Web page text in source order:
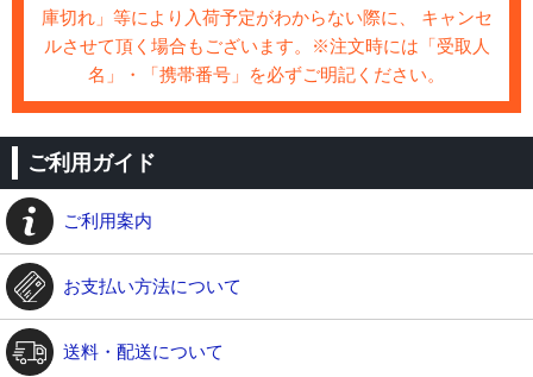
庫切れ」等により入荷予定がわからない際に、 キャンセ
ルさせて頂く場合もございます。※注文時には「受取人
名」・「携帯番号」を必ずご明記ください。
ご利用ガイド
ご利用案内
お支払い方法について
送料・配送について